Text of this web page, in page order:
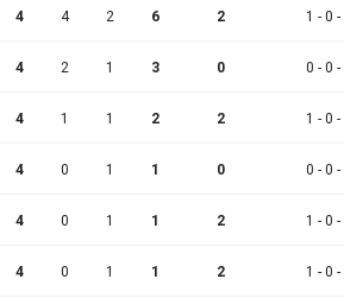
4 4 2 6 2 1 - 0 -
4 2 1 3 0 0 - 0 -
4 1 1 2 2 1 - 0 -
4 0 1 1 0 0 - 0 -
4 0 1 1 2 1 - 0 -
4 0 1 1 2 1 - 0 -